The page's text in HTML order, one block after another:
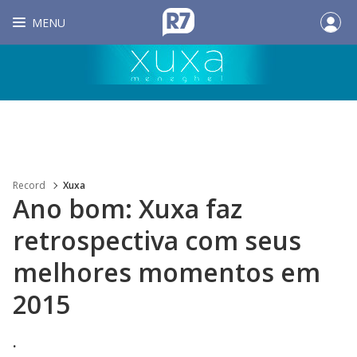
MENU
Record Xuxa
Ano bom: Xuxa faz
retrospectiva com seus
melhores momentos em
2015
.